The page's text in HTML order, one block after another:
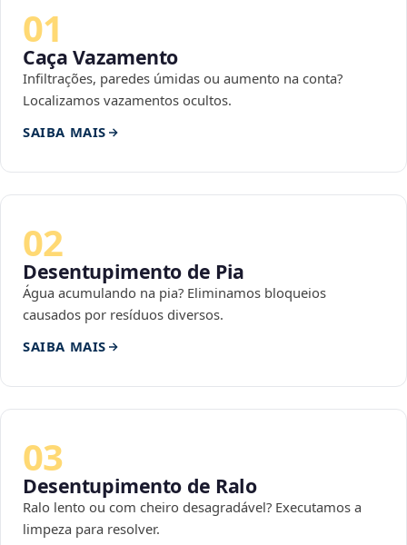
01
Caça Vazamento
Infiltrações, paredes úmidas ou aumento na conta?
Localizamos vazamentos ocultos.
SAIBA MAIS
02
Desentupimento de Pia
Água acumulando na pia? Eliminamos bloqueios
causados por resíduos diversos.
SAIBA MAIS
03
Desentupimento de Ralo
Ralo lento ou com cheiro desagradável? Executamos a
limpeza para resolver.